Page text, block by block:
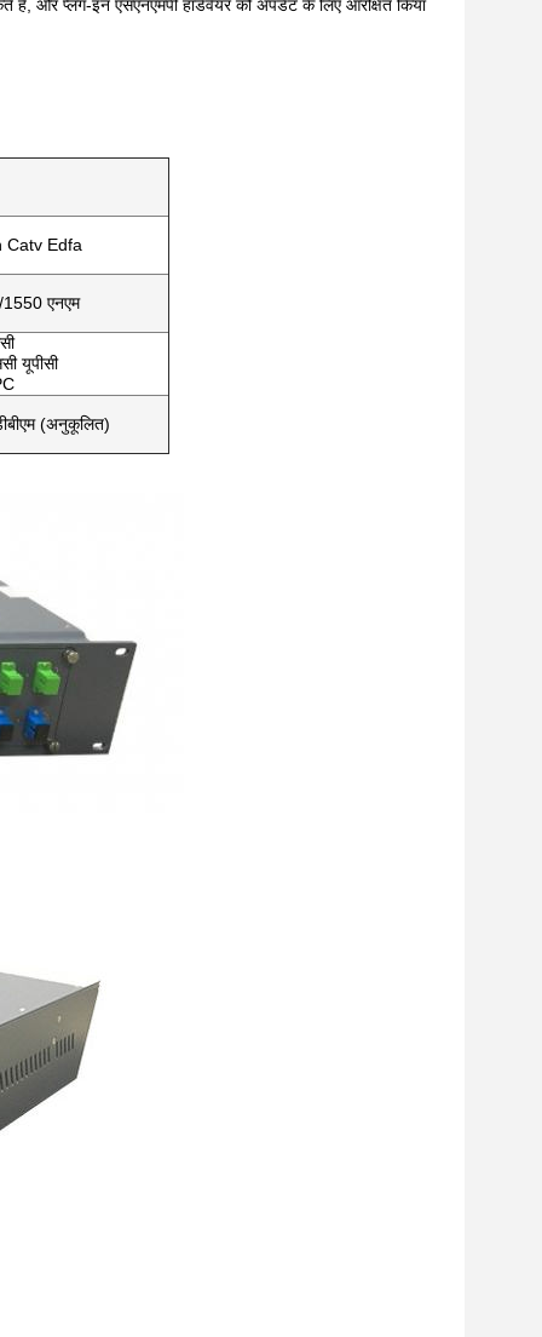
और प्लग-इन एसएनएमपी हार्डवेयर को अपडेट के लिए आरक्षित किया
Catv Edfa
एनएम
यूपीसी
(अनुकूलित)